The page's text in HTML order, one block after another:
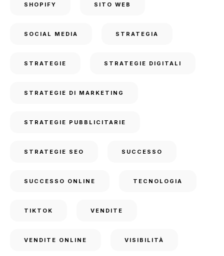
SHOPIFY SITO WEB
SOCIAL MEDIA STRATEGIA
STRATEGIE STRATEGIE DIGITALI
STRATEGIE DI MARKETING
STRATEGIE PUBBLICITARIE
STRATEGIE SEO SUCCESSO
SUCCESSO ONLINE TECNOLOGIA
TIKTOK VENDITE
VENDITE ONLINE VISIBILITÀ